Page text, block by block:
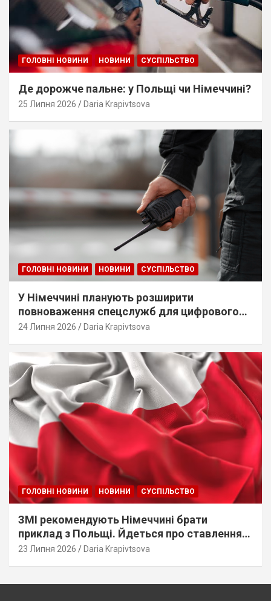
ГОЛОВНІ НОВИНИ НОВИНИ СУСПІЛЬСТВО
Де дорожче пальне: у Польщі чи Німеччині?
25 Липня 2026 Daria Krapivtsova
ГОЛОВНІ НОВИНИ НОВИНИ СУСПІЛЬСТВО
У Німеччині планують розширити
повноваження спецслужб для цифрового
стеження
24 Липня 2026 Daria Krapivtsova
ГОЛОВНІ НОВИНИ НОВИНИ СУСПІЛЬСТВО
ЗМІ рекомендують Німеччині брати
приклад з Польщі. Йдеться про ставлення
до українців
23 Липня 2026 Daria Krapivtsova